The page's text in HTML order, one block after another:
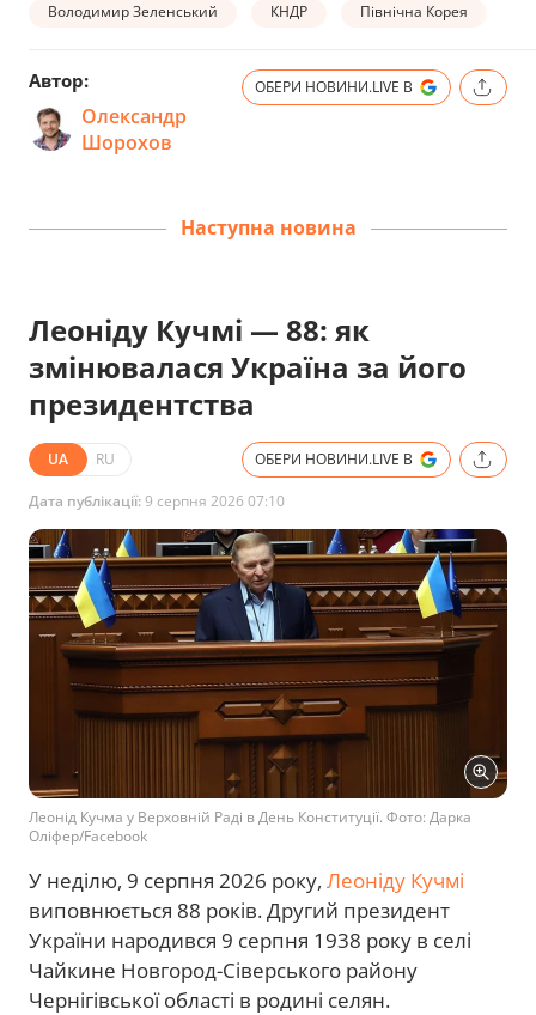
Володимир Зеленський КНДР Північна Корея
Автор:
Олександр
Шорохов
ОБЕРИ НОВИНИ.LIVE В
Наступна новина
Леоніду Кучмі — 88: як
змінювалася Україна за його
президентства
UA RU ОБЕРИ НОВИНИ.LIVE В
Дата публікації:9 серпня 2026 07:10
Леонід Кучма у Верховній Раді в День Конституції. Фото: Дарка
Оліфер/Facebook
У неділю, 9 серпня 2026 року, Леоніду Кучмі
виповнюється 88 років. Другий президент
України народився 9 серпня 1938 року в селі
Чайкине Новгород-Сіверського району
Чернігівської області в родині селян.